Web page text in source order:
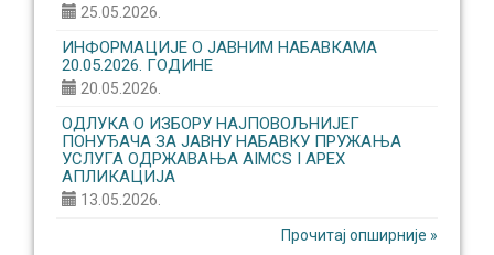
25.05.2026.
ИНФОРМАЦИЈЕ О ЈАВНИМ НАБАВКАМА
20.05.2026. ГОДИНЕ
20.05.2026.
ОДЛУКА О ИЗБОРУ НАЈПОВОЉНИЈЕГ
ПОНУЂАЧА ЗА ЈАВНУ НАБАВКУ ПРУЖАЊА
УСЛУГА ОДРЖАВАЊА AIMCS I APEX
АПЛИКАЦИЈА
13.05.2026.
Прочитај опширније »